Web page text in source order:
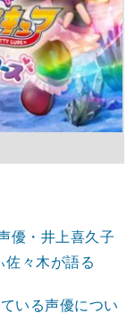
優・井上喜久子
佐々木が語る
いる声優につい